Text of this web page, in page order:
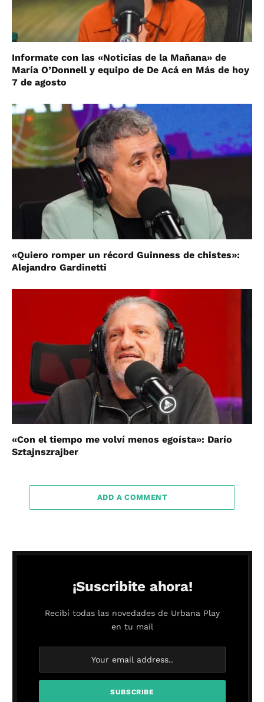
Informate con las «Noticias de la Mañana» de
María O’Donnell y equipo de De Acá en Más de hoy
7 de agosto
«Quiero romper un récord Guinness de chistes»:
Alejandro Gardinetti
«Con el tiempo me volví menos egoísta»: Darío
Sztajnszrajber
ADD A COMMENT
¡Suscribite ahora!
Recibí todas las novedades de Urbana Play
en tu mail